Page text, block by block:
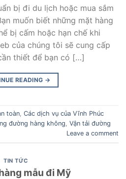
bị đi du lịch hoặc mua sắm
muốn biết những mặt hàng
bị cấm hoặc hạn chế khi
của chúng tôi sẽ cung cấp
thiết để bạn có […]
READING →
toàn, Các dịch vụ của Vĩnh Phúc
đường hàng không, Vận tải đường
Leave a comment
TIN TỨC
mẫu đi Mỹ